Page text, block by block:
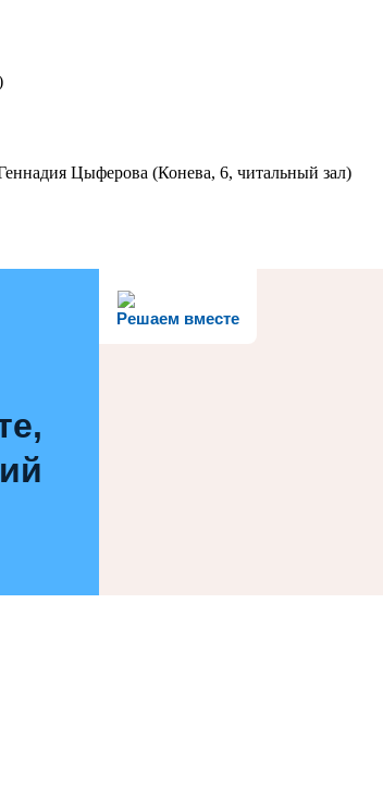
Цыферова (Конева, 6, читальный зал)
Решаем вместе